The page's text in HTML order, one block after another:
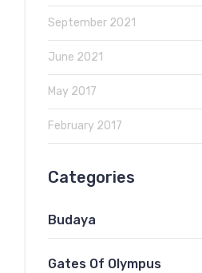
September 2021
June 2021
May 2017
February 2017
Categories
Budaya
Gates Of Olympus